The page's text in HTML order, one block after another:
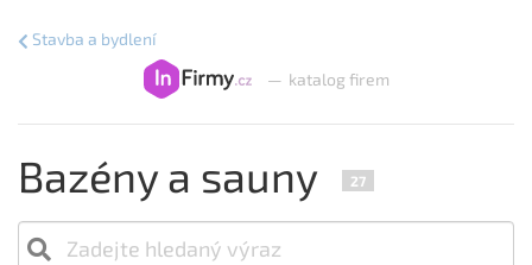
— katalog firem
Stavba a bydlení
Bazény a sauny 27